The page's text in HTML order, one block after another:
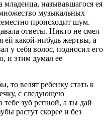
называвшагося ея
музыкальных
происходит шум.
ответы. Никто не смел
какой-нибудь жертвы, а
у себя волос, подносил его
и этим думал ее
то велят ребенку стать к
с следующею
зуб репной, а ты дай
растут скорее и без